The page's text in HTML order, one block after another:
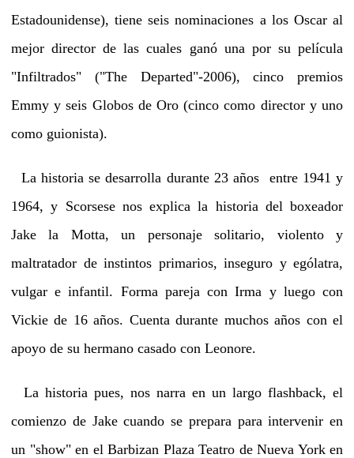
Estadounidense), tiene seis nominaciones a los Oscar al
mejor director de las cuales ganó una por su película
"Infiltrados" ("The Departed"-2006), cinco premios
Emmy y seis Globos de Oro (cinco como director y uno
como guionista).
La historia se desarrolla durante 23 años entre 1941 y
1964, y Scorsese nos explica la historia del boxeador
Jake la Motta, un personaje solitario, violento y
maltratador de instintos primarios, inseguro y ególatra,
vulgar e infantil. Forma pareja con Irma y luego con
Vickie de 16 años. Cuenta durante muchos años con el
apoyo de su hermano casado con Leonore.
La historia pues, nos narra en un largo flashback, el
comienzo de Jake cuando se prepara para intervenir en
un "show" en el Barbizan Plaza Teatro de Nueva York en